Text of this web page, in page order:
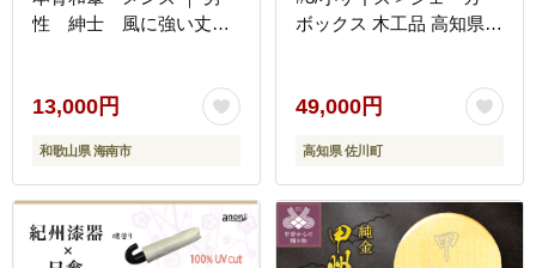
性 紳士 風に強い丈夫
老の日・誕生日・記念品
など贈り物にも適したギ
フト箱入り
13,000円
和歌山県 海南市
ボックス 木工品 高知県
49,000円
高知県 佐川町